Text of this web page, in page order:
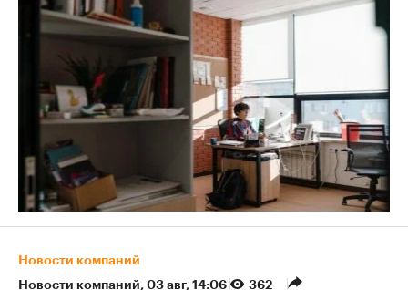
Новости компаний
Новости компаний⁠, 03 авг, 14:06 362